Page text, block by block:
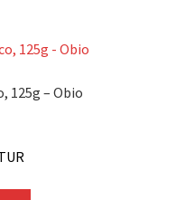
125g – Obio